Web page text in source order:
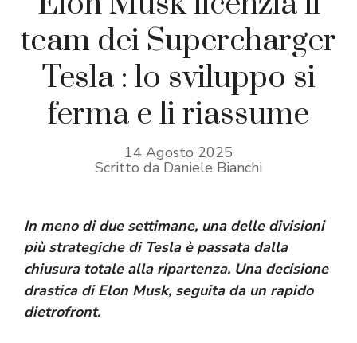
team dei Supercharger
Tesla : lo sviluppo si
ferma e li riassume
14 Agosto 2025
Scritto da Daniele Bianchi
In meno di due settimane, una delle divisioni
più strategiche di Tesla è passata dalla
chiusura totale alla ripartenza. Una decisione
drastica di Elon Musk, seguita da un rapido
dietrofront.